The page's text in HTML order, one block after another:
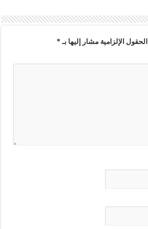
الحقول الإلزامية مشار إليها بـ*